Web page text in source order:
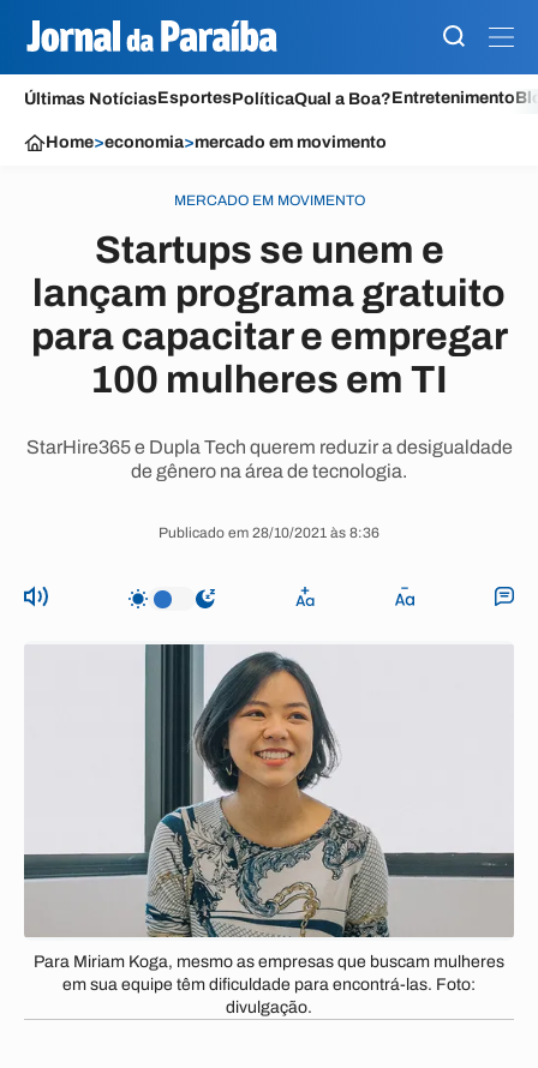
Últimas NotíciasEsportesPolíticaQual a Boa?Entretenimento
Home>economia>mercado em movimento
MERCADO EM MOVIMENTO
Startups se unem e
lançam programa gratuito
para capacitar e empregar
100 mulheres em TI
StarHire365 e Dupla Tech querem reduzir a desigualdade
de gênero na área de tecnologia.
Publicado em 28/10/2021 às 8:36
Para Miriam Koga, mesmo as empresas que buscam mulheres
em sua equipe têm dificuldade para encontrá-las. Foto:
divulgação.